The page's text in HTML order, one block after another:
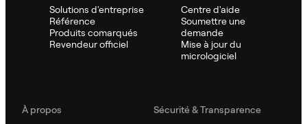
Solutions d'entreprise
Référence
Produits comarqués
Revendeur officiel
Centre d'aide
Soumettre une
demande
Mise à jour du
micrologiciel
À propos
Sécurité & Transparence